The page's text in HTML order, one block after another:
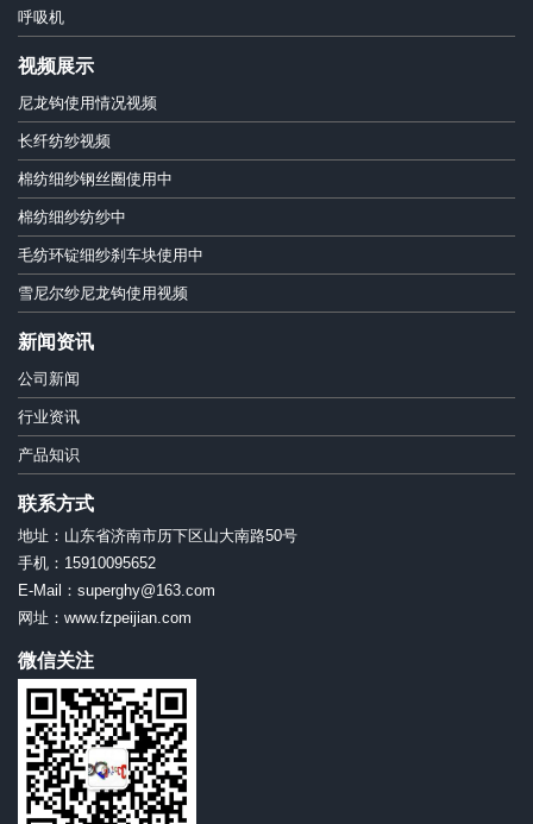
呼吸机
视频展示
尼龙钩使用情况视频
长纤纺纱视频
棉纺细纱钢丝圈使用中
棉纺细纱纺纱中
毛纺环锭细纱刹车块使用中
雪尼尔纱尼龙钩使用视频
新闻资讯
公司新闻
行业资讯
产品知识
联系方式
地址：山东省济南市历下区山大南路50号
手机：15910095652
E-Mail：superghy@163.com
网址：www.fzpeijian.com
微信关注